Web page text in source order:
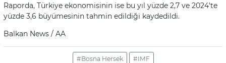
Raporda, Türkiye ekonomisinin ise bu yıl yüzde 2,7 ve 2024'te
yüzde 3,6 büyümesinin tahmin edildiği kaydedildi.
Balkan News / AA
#Bosna Hersek #IMF